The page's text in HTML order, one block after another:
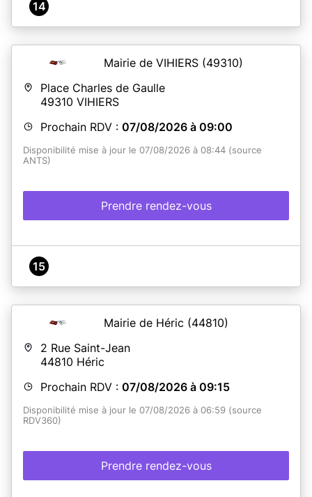
14
Mairie de VIHIERS (49310)
Place Charles de Gaulle
49310 VIHIERS
Prochain RDV : 07/08/2026 à 09:00
Disponibilité mise à jour le 07/08/2026 à 08:44 (source
ANTS)
Prendre rendez-vous
15
Mairie de Héric (44810)
2 Rue Saint-Jean
44810 Héric
Prochain RDV : 07/08/2026 à 09:15
Disponibilité mise à jour le 07/08/2026 à 06:59 (source
RDV360)
Prendre rendez-vous